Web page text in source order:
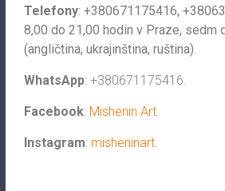
Telefony: +380671175416,
8,00 do 21,00 hodin v Praze, sedm
(angličtina, ukrajinština, ruština).
WhatsApp: +380671175416.
Facebook: Mishenin Art.
Instagram: misheninart.